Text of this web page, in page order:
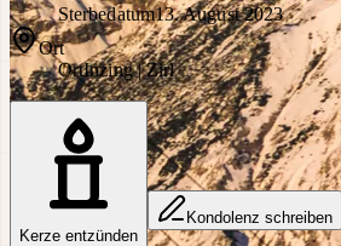
Sterbedatum13. August 2023
Ort
OrtInzing | Zirl
Kerze entzünden
Kondolenz schreiben